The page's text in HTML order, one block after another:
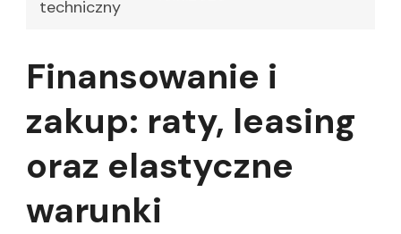
techniczny
Finansowanie i
zakup: raty, leasing
oraz elastyczne
warunki